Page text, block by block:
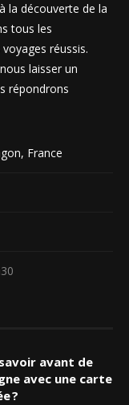
la découverte de la
tous les
réussis.
laisser un
répondrons
France
avant de
avec une carte
?